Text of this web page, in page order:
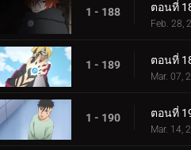
1 - 188 ตอนที่
Feb. 28,
1 - 189 ตอนที่
Mar. 07,
1 - 190 ตอนที่
Mar. 14,